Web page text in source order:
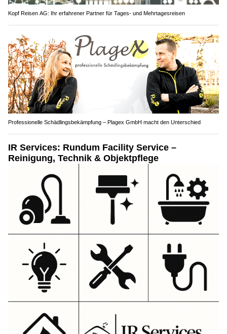
Kopf Reisen AG: Ihr erfahrener Partner für Tages- und Mehrtagesreisen
Professionelle Schädlingsbekämpfung – Plagex GmbH macht den Unterschied
IR Services: Rundum Facility Service –
Reinigung, Technik & Objektpflege